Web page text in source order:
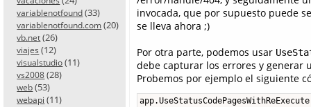
variablenotfound (33)
variablenotfound.com (20)
vb.net (26)
viajes (12)
visualstudio (11)
vs2008 (28)
web (53)
webapi (11)
invocada, que por supuesto puede
se lleva ahora ;)
Por otra parte, podemos usar
debe capturar los errores y generar
Probemos por ejemplo el siguiente